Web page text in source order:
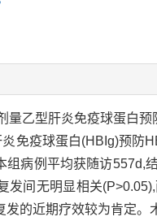
量乙型肝炎免疫球蛋白
免疫球蛋白(HBIg)预
组病例平均获随访
发间无明显相关
的近期疗效较为肯定。